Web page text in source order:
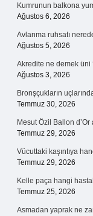
Kumrunun balkona
Ağustos 6, 2026
Avlanma ruhsatı
Ağustos 5, 2026
Akredite ne demek üni
Ağustos 3, 2026
Bronşçukların
Temmuz 30, 2026
Mesut Özil Ballon d’Or
Temmuz 29, 2026
Vücuttaki kaşıntıya
Temmuz 29, 2026
Kelle paça hangi
Temmuz 25, 2026
Asmadan yaprak ne